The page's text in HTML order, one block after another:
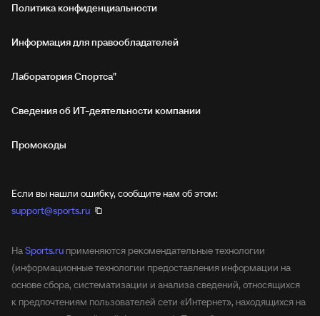
Политика конфиденциальности
Информация для правообладателей
Лаборатория Спортса"
Сведения об ИТ‑деятельности компании
Промокоды
Если вы нашли ошибку, сообщите нам об этом:
support@sports.ru
НаSports.ru применяются рекомендательные технологии
(информационные технологии предоставления информации на
основе сбора, систематизации и анализа сведений, относящихся
к предпочтениям пользователей сети «Интернет», находящихся на